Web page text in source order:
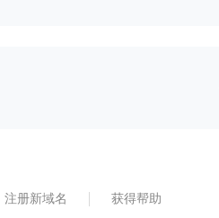
注册新域名 获得帮助